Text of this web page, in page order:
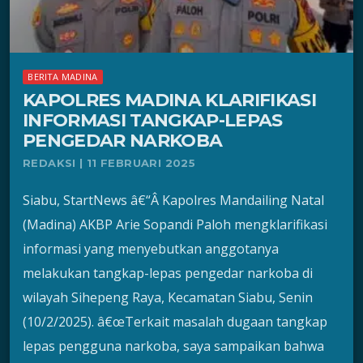
BERITA MADINA
KAPOLRES MADINA KLARIFIKASI
INFORMASI TANGKAP-LEPAS
PENGEDAR NARKOBA
REDAKSI | 11 FEBRUARI 2025
Siabu, StartNews â€“Â Kapolres Mandailing Natal
(Madina) AKBP Arie Sopandi Paloh mengklarifikasi
informasi yang menyebutkan anggotanya
melakukan tangkap-lepas pengedar narkoba di
wilayah Sihepeng Raya, Kecamatan Siabu, Senin
(10/2/2025). â€œTerkait masalah dugaan tangkap
lepas pengguna narkoba, saya sampaikan bahwa